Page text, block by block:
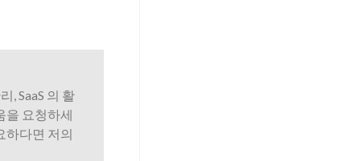
, SaaS 의 활
을 요청하세
하다면 저의